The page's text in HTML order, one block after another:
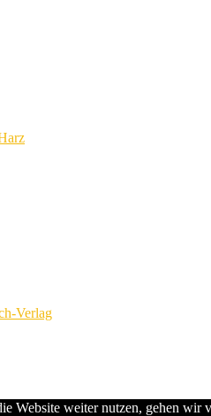
Verlag
Website weiter nutzen, gehen wir